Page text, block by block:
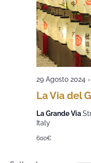
La Via del
29 Agosto 2024-
La Grande Via
Italy
600€